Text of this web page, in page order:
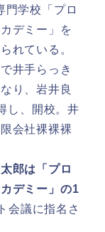
門学校「プロ
デミー」を
れている。
で井手らっき
り、岩井良
し、開校。井
会社裸裸裸
郎は「プロ
デミー」の1
会議に指名さ